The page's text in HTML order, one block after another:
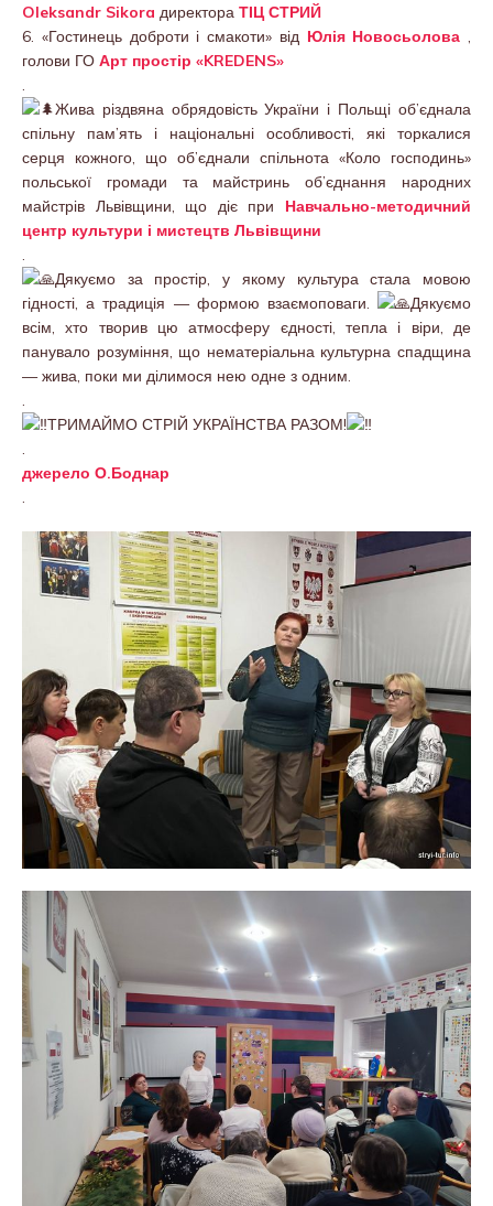
Oleksandr Sikora директора ТІЦ СТРИЙ
6. «Гостинець доброти і смакоти» від Юлія Новосьолова ,
голови ГО Арт простір «KREDENS»
.
Жива різдвяна обрядовість України і Польщі об’єднала
спільну пам’ять і національні особливості, які торкалися
серця кожного, що об’єднали спільнота «Коло господинь»
польської громади та майстринь об’єднання народних
майстрів Львівщини, що діє при Навчально-методичний
центр культури і мистецтв Львівщини
.
Дякуємо за простір, у якому культура стала мовою
гідності, а традиція — формою взаємоповаги.
Дякуємо
всім, хто творив цю атмосферу єдності, тепла і віри, де
панувало розуміння, що нематеріальна культурна спадщина
— жива, поки ми ділимося нею одне з одним.
.
ТРИМАЙМО СТРІЙ УКРАЇНСТВА РАЗОМ!
.
джерело О.Боднар
.